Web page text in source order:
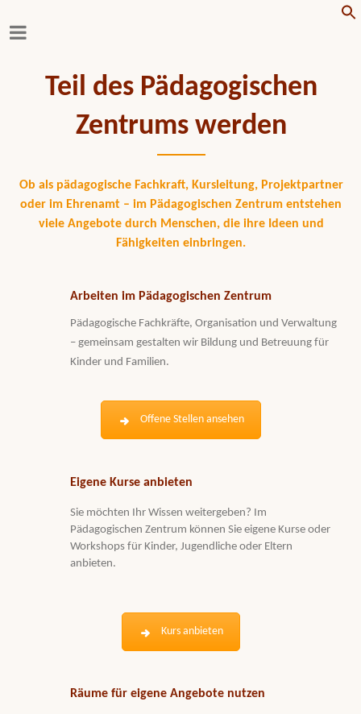
Teil des Pädagogischen
Zentrums werden
Ob als pädagogische Fachkraft, Kursleitung, Projektpartner
oder im Ehrenamt – im Pädagogischen Zentrum entstehen
viele Angebote durch Menschen, die ihre Ideen und
Fähigkeiten einbringen.
Arbeiten im Pädagogischen Zentrum
Pädagogische Fachkräfte, Organisation und Verwaltung
– gemeinsam gestalten wir Bildung und Betreuung für
Kinder und Familien.
Offene Stellen ansehen
Eigene Kurse anbieten
Sie möchten Ihr Wissen weitergeben? Im
Pädagogischen Zentrum können Sie eigene Kurse oder
Workshops für Kinder, Jugendliche oder Eltern
anbieten.
Kurs anbieten
Räume für eigene Angebote nutzen